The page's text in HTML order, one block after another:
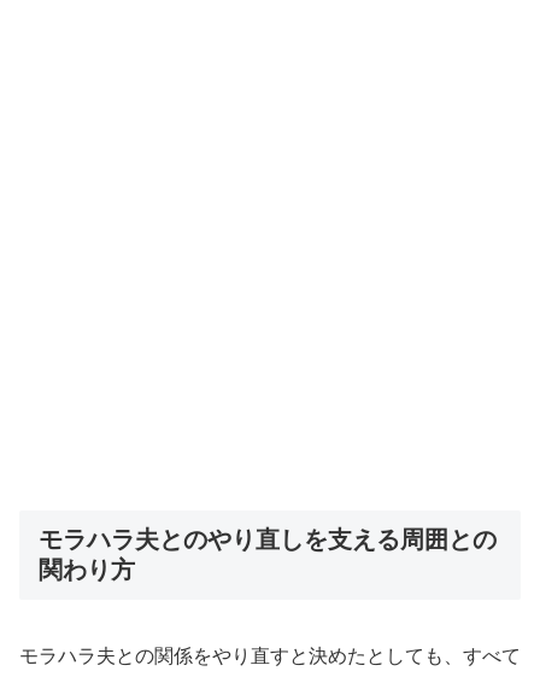
モラハラ夫とのやり直しを支える周囲との
関わり方
モラハラ夫との関係をやり直すと決めたとしても、すべて